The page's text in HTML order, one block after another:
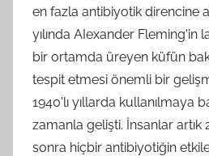
en fazla antibiyotik direncine
yılında AIexander Fleming'in
bir ortamda üreyen küfün
tespit etmesi önemli bir
1940'lı yıllarda kullanılmaya
zamanla gelişti. İnsanlar artık
sonra hiçbir antibiyotiğin